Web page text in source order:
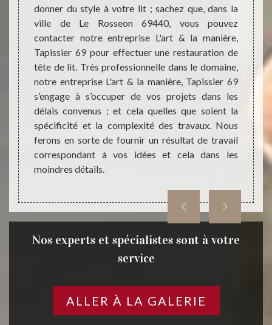
de
est
le
& la
les
à
69 la
donner du style à votre lit ; sachez que, dans la
ville de Le Rosseon 69440, vous pouvez
contacter notre entreprise L'art & la manière,
Tapissier 69 pour effectuer une restauration de
tête de lit. Très professionnelle dans le domaine,
notre entreprise L'art & la manière, Tapissier 69
s’engage à s’occuper de vos projets dans les
délais convenus ; et cela quelles que soient la
spécificité et la complexité des travaux. Nous
ferons en sorte de fournir un résultat de travail
correspondant à vos idées et cela dans les
moindres détails.
ville
vos
Nos experts et spécialistes sont à votre
service
ALLER À LA GALERIE